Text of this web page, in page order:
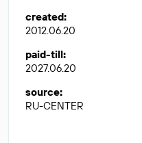
created:
2012.06.20
paid-till:
2027.06.20
source:
RU-CENTER